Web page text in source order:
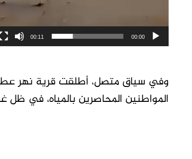
00:00
00:11
وفي سياق متصل، أطلقت قرية نهر
المواطنين المحاصرين بالمياه، في ظل